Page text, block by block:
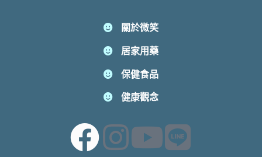
關於微笑
居家用藥
保健食品
健康觀念